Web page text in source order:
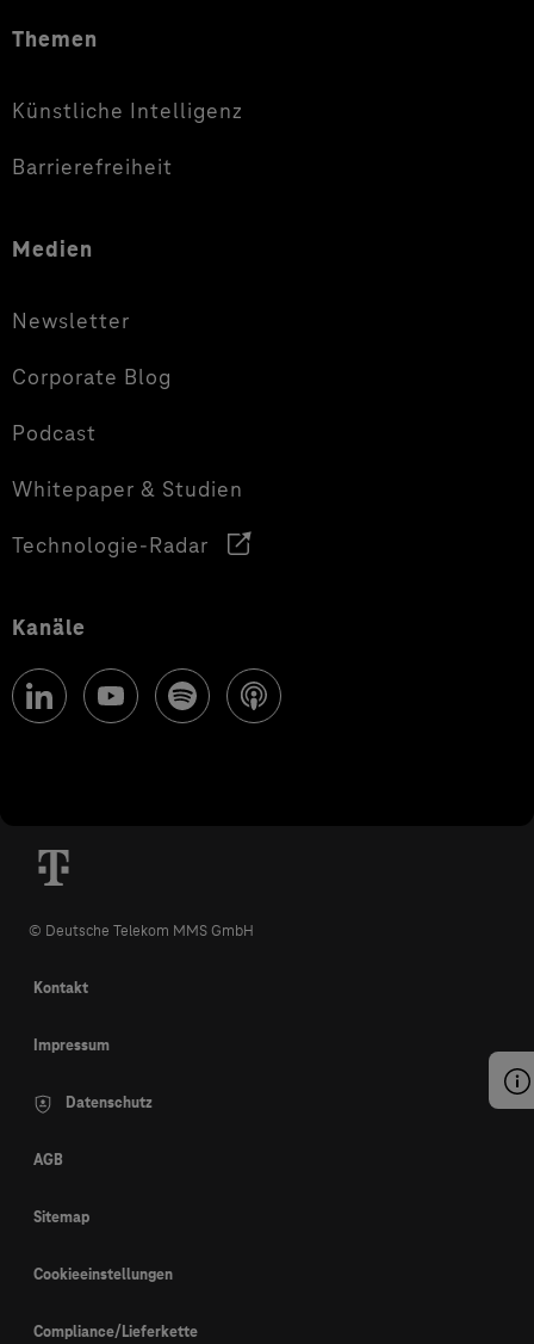
Themen
Künstliche Intelligenz
Barrierefreiheit
Medien
Newsletter
Corporate Blog
Podcast
Whitepaper & Studien
Technologie-Radar
Kanäle
© Deutsche Telekom MMS GmbH
Kontakt
Impressum
Datenschutz
AGB
Sitemap
Cookieeinstellungen
Compliance/Lieferkette